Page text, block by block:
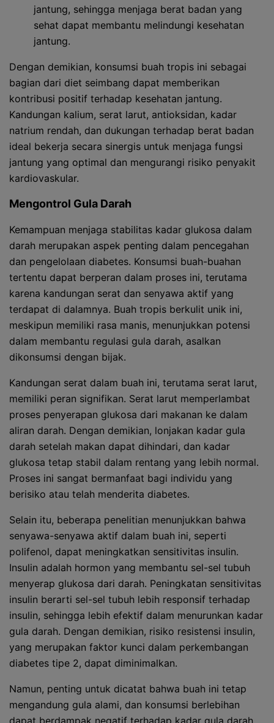
jantung, sehingga menjaga berat badan yang
sehat dapat membantu melindungi kesehatan
jantung.
Dengan demikian, konsumsi buah tropis ini sebagai
bagian dari diet seimbang dapat memberikan
kontribusi positif terhadap kesehatan jantung.
Kandungan kalium, serat larut, antioksidan, kadar
natrium rendah, dan dukungan terhadap berat badan
ideal bekerja secara sinergis untuk menjaga fungsi
jantung yang optimal dan mengurangi risiko penyakit
kardiovaskular.
Mengontrol Gula Darah
Kemampuan menjaga stabilitas kadar glukosa dalam
darah merupakan aspek penting dalam pencegahan
dan pengelolaan diabetes. Konsumsi buah-buahan
tertentu dapat berperan dalam proses ini, terutama
karena kandungan serat dan senyawa aktif yang
terdapat di dalamnya. Buah tropis berkulit unik ini,
meskipun memiliki rasa manis, menunjukkan potensi
dalam membantu regulasi gula darah, asalkan
dikonsumsi dengan bijak.
Kandungan serat dalam buah ini, terutama serat larut,
memiliki peran signifikan. Serat larut memperlambat
proses penyerapan glukosa dari makanan ke dalam
aliran darah. Dengan demikian, lonjakan kadar gula
darah setelah makan dapat dihindari, dan kadar
glukosa tetap stabil dalam rentang yang lebih normal.
Proses ini sangat bermanfaat bagi individu yang
berisiko atau telah menderita diabetes.
Selain itu, beberapa penelitian menunjukkan bahwa
senyawa-senyawa aktif dalam buah ini, seperti
polifenol, dapat meningkatkan sensitivitas insulin.
Insulin adalah hormon yang membantu sel-sel tubuh
menyerap glukosa dari darah. Peningkatan sensitivitas
insulin berarti sel-sel tubuh lebih responsif terhadap
insulin, sehingga lebih efektif dalam menurunkan kadar
gula darah. Dengan demikian, risiko resistensi insulin,
yang merupakan faktor kunci dalam perkembangan
diabetes tipe 2, dapat diminimalkan.
Namun, penting untuk dicatat bahwa buah ini tetap
mengandung gula alami, dan konsumsi berlebihan
dapat berdampak negatif terhadap kadar gula darah.